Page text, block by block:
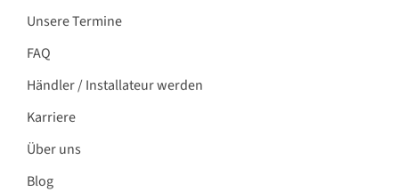
Unsere Termine
FAQ
Händler / Installateur werden
Karriere
Über uns
Blog